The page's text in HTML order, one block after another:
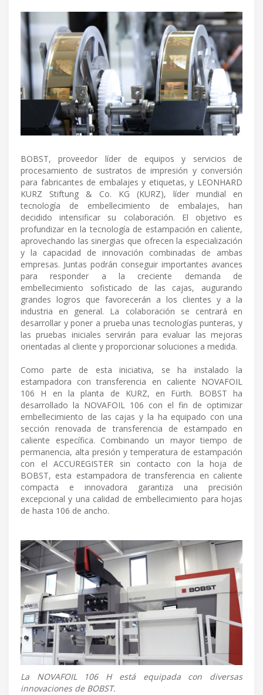
BOBST, proveedor líder de equipos y servicios de
procesamiento de sustratos de impresión y conversión
para fabricantes de embalajes y etiquetas, y LEONHARD
KURZ Stiftung & Co. KG (KURZ), líder mundial en
tecnología de embellecimiento de embalajes, han
decidido intensificar su colaboración. El objetivo es
profundizar en la tecnología de estampación en caliente,
aprovechando las sinergias que ofrecen la especialización
y la capacidad de innovación combinadas de ambas
empresas. Juntas podrán conseguir importantes avances
para responder a la creciente demanda de
embellecimiento sofisticado de las cajas, augurando
grandes logros que favorecerán a los clientes y a la
industria en general. La colaboración se centrará en
desarrollar y poner a prueba unas tecnologías punteras, y
las pruebas iniciales servirán para evaluar las mejoras
orientadas al cliente y proporcionar soluciones a medida.
Como parte de esta iniciativa, se ha instalado la
estampadora con transferencia en caliente NOVAFOIL
106 H en la planta de KURZ, en Fürth. BOBST ha
desarrollado la NOVAFOIL 106 con el fin de optimizar
embellecimiento de las cajas y la ha equipado con una
sección renovada de transferencia de estampado en
caliente específica. Combinando un mayor tiempo de
permanencia, alta presión y temperatura de estampación
con el ACCUREGISTER sin contacto con la hoja de
BOBST, esta estampadora de transferencia en caliente
compacta e innovadora garantiza una precisión
excepcional y una calidad de embellecimiento para hojas
de hasta 106 de ancho.
La NOVAFOIL 106 H está equipada con diversas
innovaciones de BOBST.